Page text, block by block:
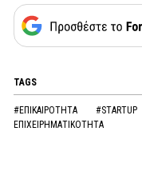
TAGS
#ΕΠΙΚΑΙΡΟΤΗΤΑ #STARTUP
ΕΠΙΧΕΙΡΗΜΑΤΙΚΟΤΗΤΑ